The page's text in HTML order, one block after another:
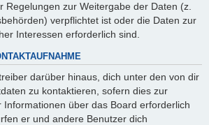
Regelungen zur Weitergabe der Daten (z.
verpflichtet ist oder die Daten zur
Interessen erforderlich sind.
darüber hinaus, dich unter den von dir
zu kontaktieren, sofern dies zur
Informationen über das Board erforderlich
er und andere Benutzer dich